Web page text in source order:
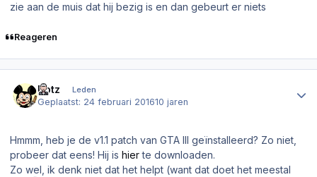
zie aan de muis dat hij bezig is en dan gebeurt er niets
Reageren
Dotz Leden
Geplaatst: 24 februari 201610 jaren
Hmmm, heb je de v1.1 patch van GTA III geïnstalleerd? Zo niet,
probeer dat eens! Hij is hierte downloaden.
Zo wel, ik denk niet dat het helpt (want dat doet het meestal